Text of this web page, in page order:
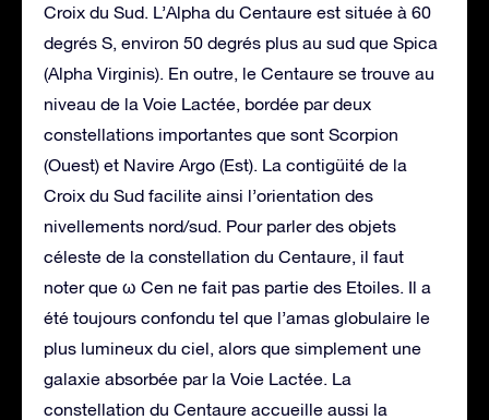
Croix du Sud. L’Alpha du Centaure est située à 60
degrés S, environ 50 degrés plus au sud que Spica
(Alpha Virginis). En outre, le Centaure se trouve au
niveau de la Voie Lactée, bordée par deux
constellations importantes que sont Scorpion
(Ouest) et Navire Argo (Est). La contigüité de la
Croix du Sud facilite ainsi l’orientation des
nivellements nord/sud. Pour parler des objets
céleste de la constellation du Centaure, il faut
noter que ω Cen ne fait pas partie des Etoiles. Il a
été toujours confondu tel que l’amas globulaire le
plus lumineux du ciel, alors que simplement une
galaxie absorbée par la Voie Lactée. La
constellation du Centaure accueille aussi la